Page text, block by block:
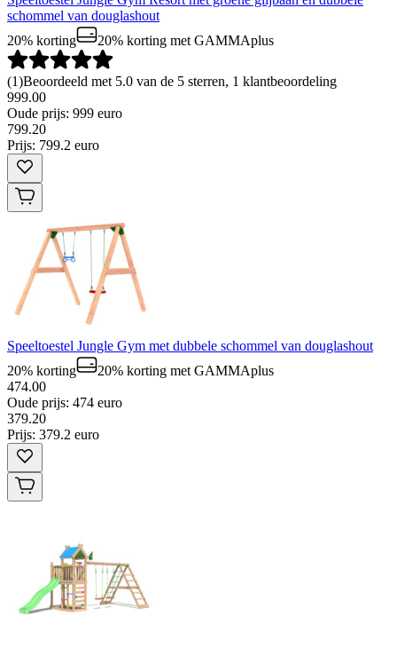
schommel van douglashout
20% korting
20% korting met GAMMAplus
(1)Beoordeeld met 5.0 van de 5 sterren, 1 klantbeoordeling
999.00
Oude prijs: 999 euro
799.20
Prijs: 799.2 euro
Speeltoestel Jungle Gym met dubbele schommel van douglashout
20% korting
20% korting met GAMMAplus
474.00
Oude prijs: 474 euro
379.20
Prijs: 379.2 euro